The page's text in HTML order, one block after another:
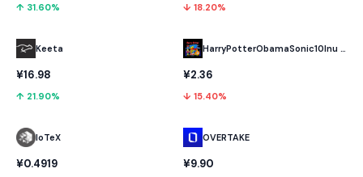
↑ 31.60%
Keeta
¥16.98
↑ 21.90%
IoTeX
¥0.4919
↓ 18.20%
HarryPotterObamaSonic10Inu (ETH)
¥2.36
↓ 15.40%
OVERTAKE
¥9.90